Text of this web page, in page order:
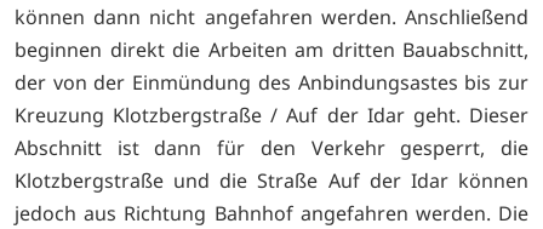
können dann nicht angefahren werden. Anschließend
beginnen direkt die Arbeiten am dritten Bauabschnitt,
der von der Einmündung des Anbindungsastes bis zur
Kreuzung Klotzbergstraße / Auf der Idar geht. Dieser
Abschnitt ist dann für den Verkehr gesperrt, die
Klotzbergstraße und die Straße Auf der Idar können
jedoch aus Richtung Bahnhof angefahren werden. Die